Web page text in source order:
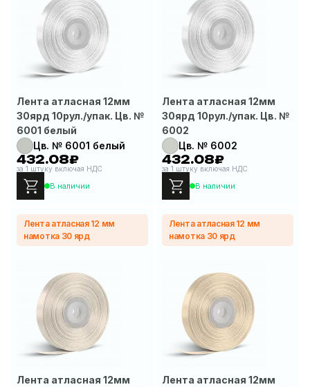
Лента атласная 12мм
30ярд 10рул./упак. Цв. №
6001 белый
Цв. № 6001 белый
432.08₽
за 1 штуку включая НДС
В наличии
Лента атласная 12мм
30ярд 10рул./упак. Цв. №
6002
Цв. № 6002
432.08₽
за 1 штуку включая НДС
В наличии
Лента атласная 12 мм
намотка 30 ярд
Лента атласная 12мм
Лента атласная 12 мм
намотка 30 ярд
Лента атласная 12мм